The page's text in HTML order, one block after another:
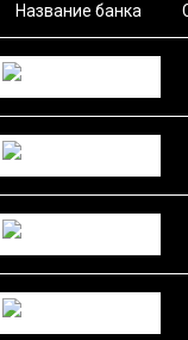
Название банка